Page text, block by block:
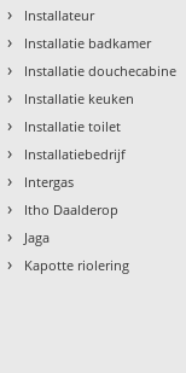
› Installateur
› Installatie badkamer
› Installatie douchecabine
› Installatie keuken
› Installatie toilet
› Installatiebedrijf
› Intergas
› Itho Daalderop
› Jaga
› Kapotte riolering